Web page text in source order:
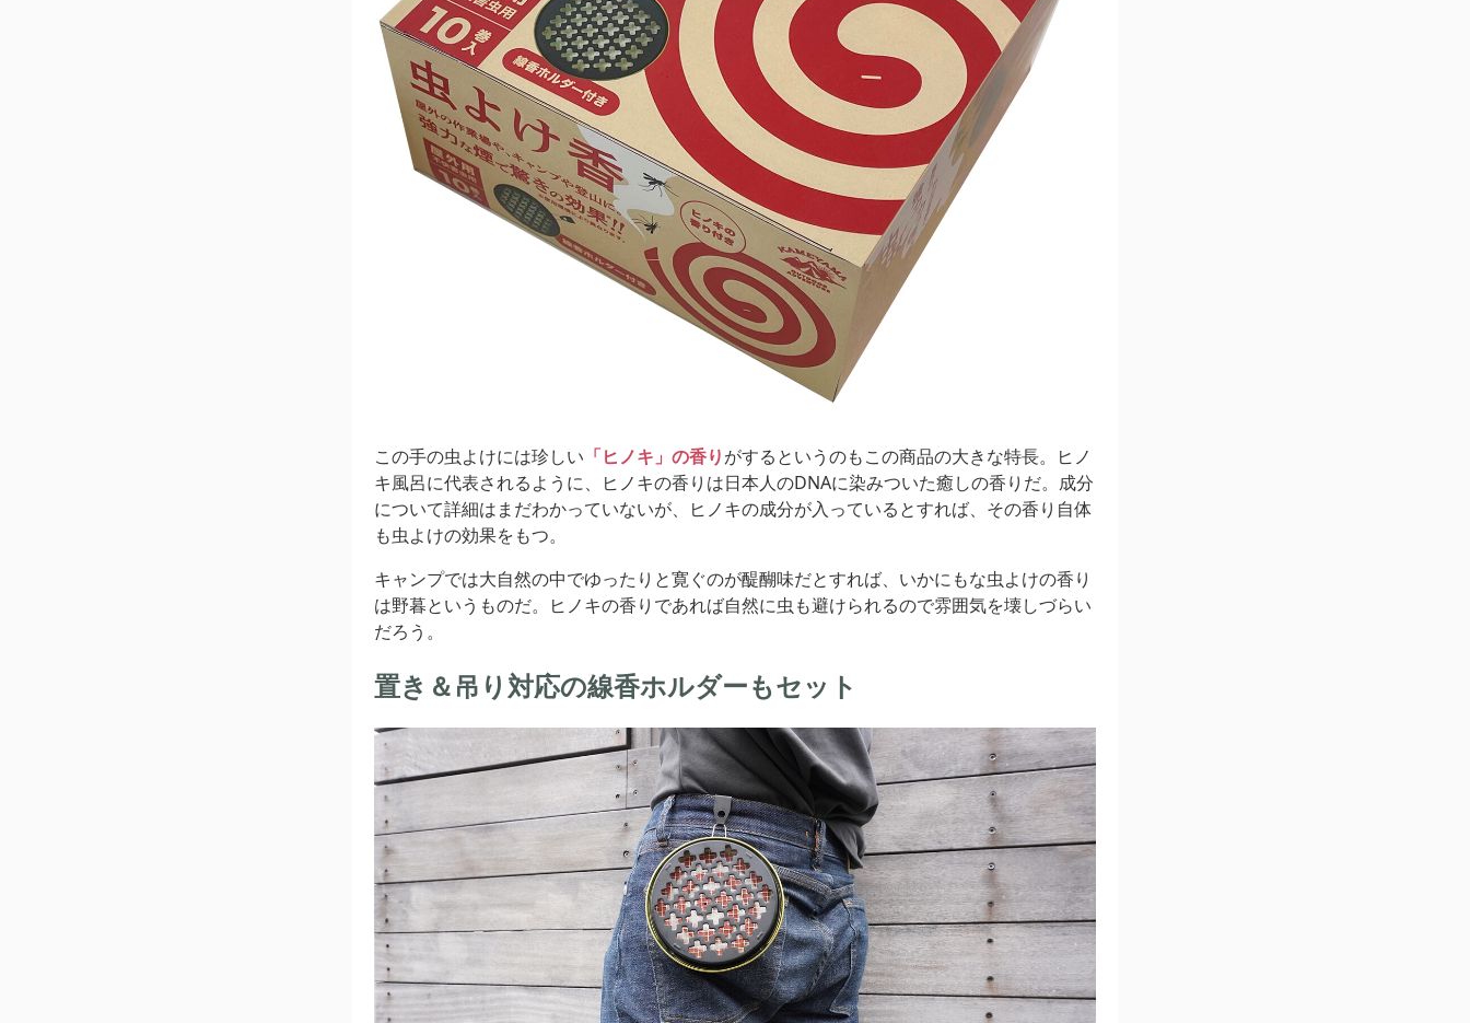
この手の虫よけには珍しい 「ヒノキ」の香りがするというのもこの商品の大きな特長。ヒノ
キ風呂に代表されるように、ヒノキの香りは日本人のDNAに染みついた癒しの香りだ。成分
について詳細はまだわかっていないが、ヒノキの成分が入っているとすれば、その香り自体
も虫よけの効果をもつ。
キャンプでは大自然の中でゆったりと寛ぐのが醍醐味だとすれば、いかにもな虫よけの香り
は野暮というものだ。ヒノキの香りであれば自然に虫も避けられるので雰囲気を壊しづらい
だろう。
置き＆吊り対応の線香ホルダーもセット